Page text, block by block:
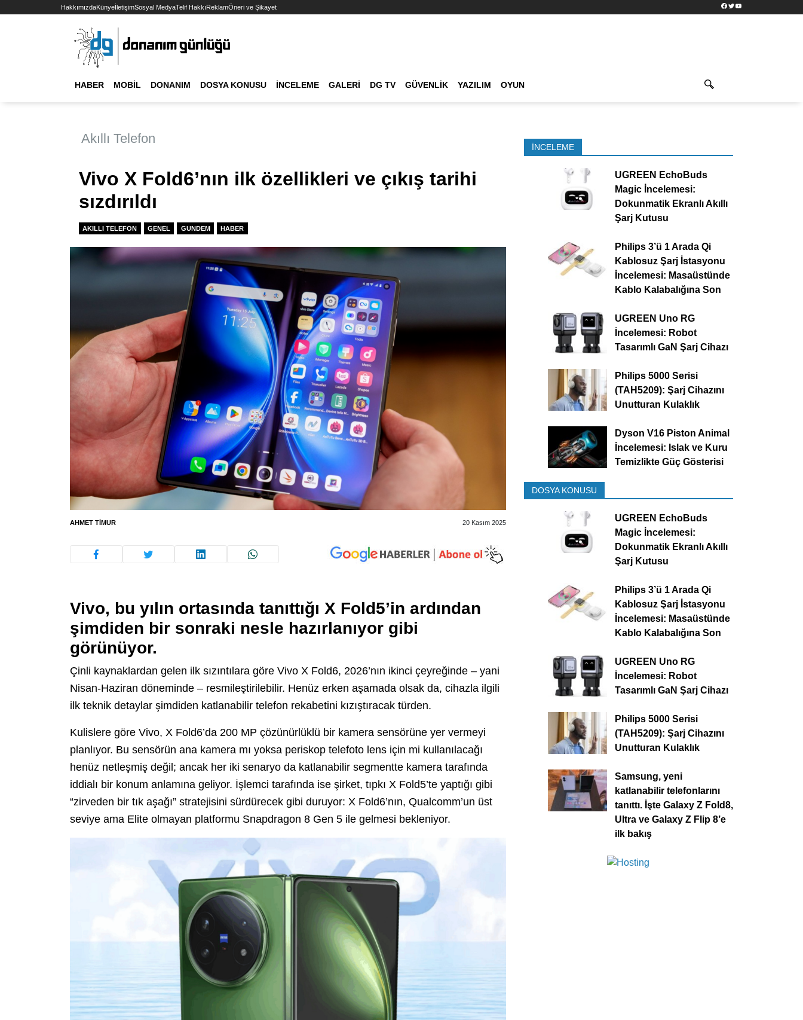
HakkımızdaKünyeİletişimSosyal MedyaTelif HakkıReklamÖneri ve Şikayet Facebook
TwitterYouTube
HABER MOBIL DONANIM DOSYA KONUSU İNCELEME GALERI DG TV GÜVENLIK YAZILIM OYUN
Akıllı Telefon
Vivo X Fold6’nın ilk özellikleri ve çıkış tarihi
sızdırıldı
AKILLI TELEFON GENEL GUNDEM HABER
AHMET TIMUR 20 Kasım 2025
Vivo, bu yılın ortasında tanıttığı X Fold5’in ardından
şimdiden bir sonraki nesle hazırlanıyor gibi
görünüyor.
Çinli kaynaklardan gelen ilk sızıntılara göre Vivo X Fold6, 2026’nın ikinci çeyreğinde – yani
Nisan-Haziran döneminde – resmileştirilebilir. Henüz erken aşamada olsak da, cihazla ilgili
ilk teknik detaylar şimdiden katlanabilir telefon rekabetini kızıştıracak türden.
Kulislere göre Vivo, X Fold6’da 200 MP çözünürlüklü bir kamera sensörüne yer vermeyi
planlıyor. Bu sensörün ana kamera mı yoksa periskop telefoto lens için mi kullanılacağı
henüz netleşmiş değil; ancak her iki senaryo da katlanabilir segmentte kamera tarafında
iddialı bir konum anlamına geliyor. İşlemci tarafında ise şirket, tıpkı X Fold5’te yaptığı gibi
“zirveden bir tık aşağı” stratejisini sürdürecek gibi duruyor: X Fold6’nın, Qualcomm’un üst
seviye ama Elite olmayan platformu Snapdragon 8 Gen 5 ile gelmesi bekleniyor.
İNCELEME
UGREEN EchoBuds
Magic İncelemesi:
Dokunmatik Ekranlı Akıllı
Şarj Kutusu
Philips 3’ü 1 Arada Qi
Kablosuz Şarj İstasyonu
İncelemesi: Masaüstünde
Kablo Kalabalığına Son
UGREEN Uno RG
İncelemesi: Robot
Tasarımlı GaN Şarj Cihazı
Philips 5000 Serisi
(TAH5209): Şarj Cihazını
Unutturan Kulaklık
Dyson V16 Piston Animal
İncelemesi: Islak ve Kuru
Temizlikte Güç Gösterisi
DOSYA KONUSU
UGREEN EchoBuds
Magic İncelemesi:
Dokunmatik Ekranlı Akıllı
Şarj Kutusu
Philips 3’ü 1 Arada Qi
Kablosuz Şarj İstasyonu
İncelemesi: Masaüstünde
Kablo Kalabalığına Son
UGREEN Uno RG
İncelemesi: Robot
Tasarımlı GaN Şarj Cihazı
Philips 5000 Serisi
(TAH5209): Şarj Cihazını
Unutturan Kulaklık
Samsung, yeni
katlanabilir telefonlarını
tanıttı. İşte Galaxy Z Fold8,
Ultra ve Galaxy Z Flip 8’e
ilk bakış